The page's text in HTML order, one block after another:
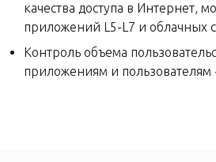
качества доступа в Интернет,
приложений L5-L7 и облачных
Контроль объема
приложениям и пользователям